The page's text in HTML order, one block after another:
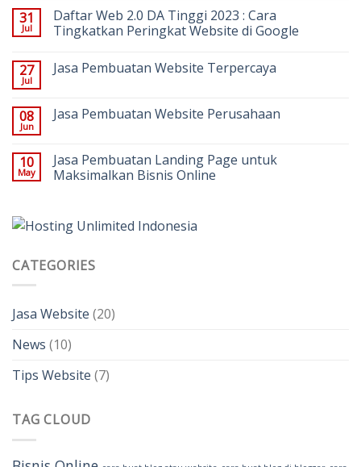
31
Jul
Daftar Web 2.0 DA Tinggi 2023 : Cara
Tingkatkan Peringkat Website di Google
27
Jul
Jasa Pembuatan Website Terpercaya
08
Jun
Jasa Pembuatan Website Perusahaan
10
May
Jasa Pembuatan Landing Page untuk
Maksimalkan Bisnis Online
CATEGORIES
Jasa Website (20)
News (10)
Tips Website (7)
TAG CLOUD